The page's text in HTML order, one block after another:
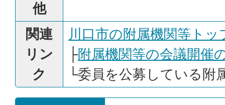
他
関連
リン
ク
川口市の附属機関等トッ
├附属機関等の会議開催
└委員を公募している附